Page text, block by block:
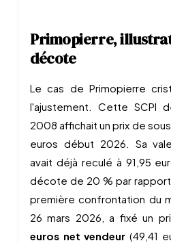
Primopierre,
décote
Le cas de Primopierre
l'ajustement. Cette SCPI
2008 affichait un prix de
euros début 2026. Sa
avait déjà reculé à 91,95
décote de 20 % par rapport
première confrontation du
26 mars 2026, a fixé un
euros net vendeur (49,41